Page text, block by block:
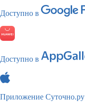
Доступно в
Доступно в
Приложение Суточно.ру